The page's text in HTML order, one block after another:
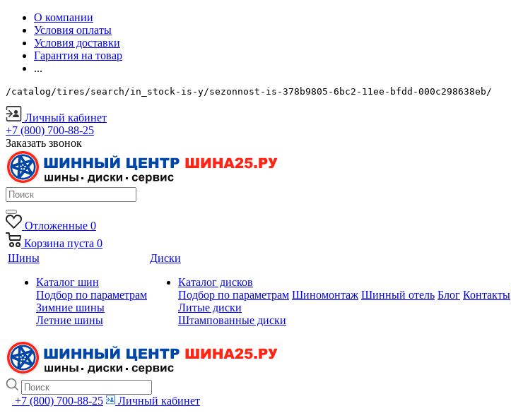
О компании
Условия оплаты
Условия доставки
Гарантия на товар
...
/catalog/tires/search/in_stock-is-y/sezonnost-is-378b9805-6bc2-11ee-bfdd-000c298638eb/
Личный кабинет
+7 (800) 700-88-25
Заказать звонок
Отложенные 0
Корзина пуста 0
Шины
Каталог шин
Подбор по параметрам
Зимние шины
Летние шины
Диски
Каталог дисков
Подбор по параметрам
Литые диски
Штампованные диски
Шиномонтаж Шинный отель Блог Контакты
+7 (800) 700-88-25
Личный кабинет